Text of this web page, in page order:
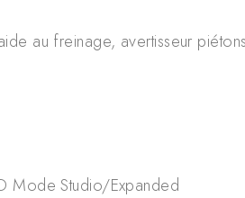
au freinage, avertisseur
Mode Studio/Expanded